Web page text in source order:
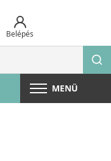
Belépés
MENÜ